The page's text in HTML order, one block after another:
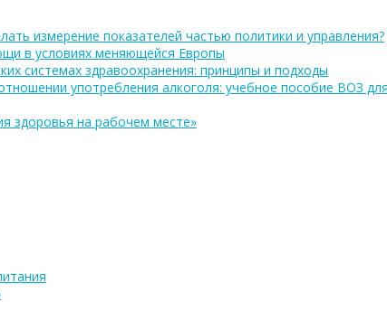
измерение показателей частью политики и управления?
в условиях меняющейся Европы
системах здравоохранения: принципы и подходы
употребления алкоголя: учебное пособие ВОЗ
здоровья на рабочем месте»